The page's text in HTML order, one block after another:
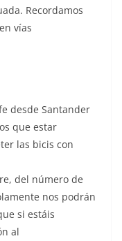
Recordamos
vías
desde Santander
que estar
las bicis con
del número de
nos podrán
si estáis
al